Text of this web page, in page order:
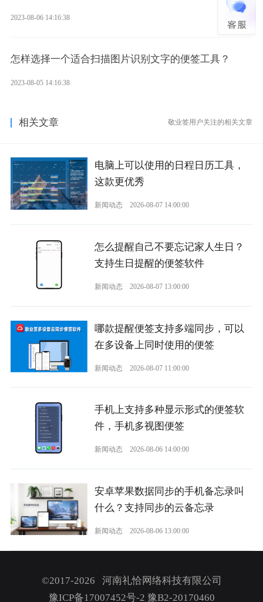
2023-08-06 14:16:38
怎样选择一个适合扫描图片识别文字的便签工具？
2023-08-05 14:16:38
相关文章 敬业签用户关注的相关文章
电脑上可以使用的日程日历工具，
这款更优秀
新闻动态 2026-08-07 14:00:00
怎么提醒自己不要忘记家人生日？
支持生日提醒的便签软件
新闻动态 2026-08-07 13:00:00
哪款提醒便签支持多端同步，可以
在多设备上同时使用的便签
新闻动态 2026-08-07 11:00:00
手机上支持多种显示形式的便签软
件，手机多视图便签
新闻动态 2026-08-06 14:00:00
安卓苹果数据同步的手机备忘录叫
什么？支持同步的云备忘录
新闻动态 2026-08-06 13:00:00
©2017-2026 河南礼恰网络科技有限公司
豫ICP备17007452号-2 豫B2-20170460